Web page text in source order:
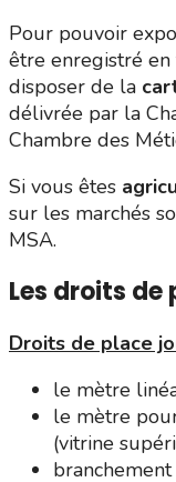
Pour pouvoir
être enregistré
disposer de la
délivrée par la
Chambre des
Si vous êtes
sur les marchés
MSA.
Les droits
Droits de place
le mètre
le mètre
(vitrine